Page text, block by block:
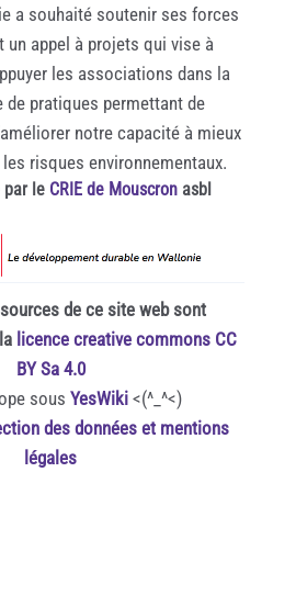
a souhaité soutenir ses forces
un appel à projets qui vise à
les associations dans la
de pratiques permettant de
notre capacité à mieux
risques environnementaux.
par le CRIE de Mouscronasbl
de ce site web sont
licence creative commons CC
BY Sa 4.0
sous YesWiki<(^_^<)
des données et mentions
légales